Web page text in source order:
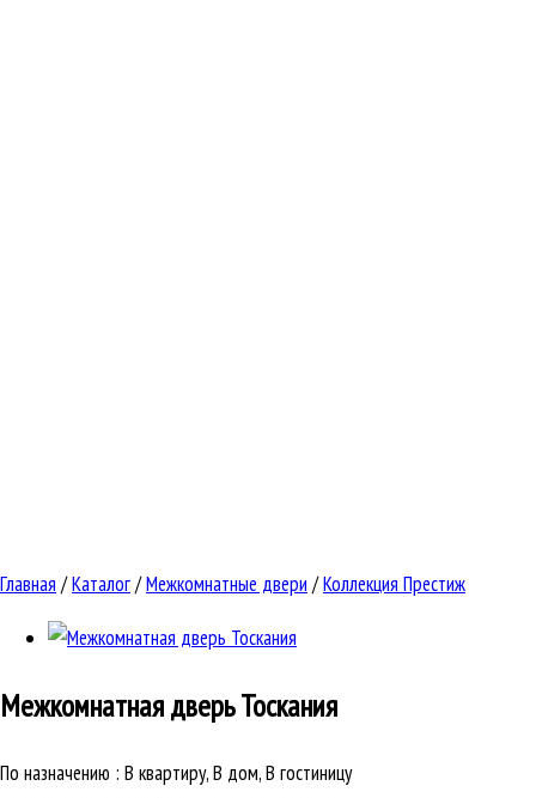
Главная /Каталог/Межкомнатные двери /Коллекция Престиж
Межкомнатная дверьТоскания
По назначению : В квартиру, В дом, В гостиницу